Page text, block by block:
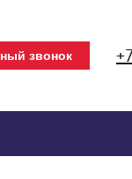
звонок